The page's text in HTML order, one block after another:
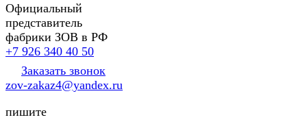
Официальный
представитель
фабрики ЗОВ в РФ
+7 926 340 40 50
Заказать звонок
zov-zakaz4@yandex.ru
пишите